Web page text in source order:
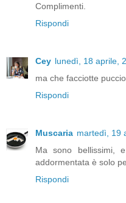
Complimenti.
Rispondi
Cey lunedì, 18 aprile,
ma che facciotte
Rispondi
Muscaria martedì, 19
Ma sono bellissimi,
addormentata è solo
Rispondi